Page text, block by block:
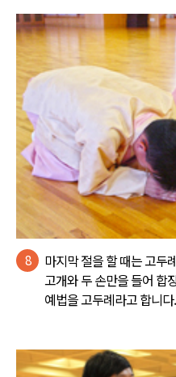
8
마지막 절을 할 때는 고두
고개와 두 손만을 들어 합
예법을 고두례라고 합니다.